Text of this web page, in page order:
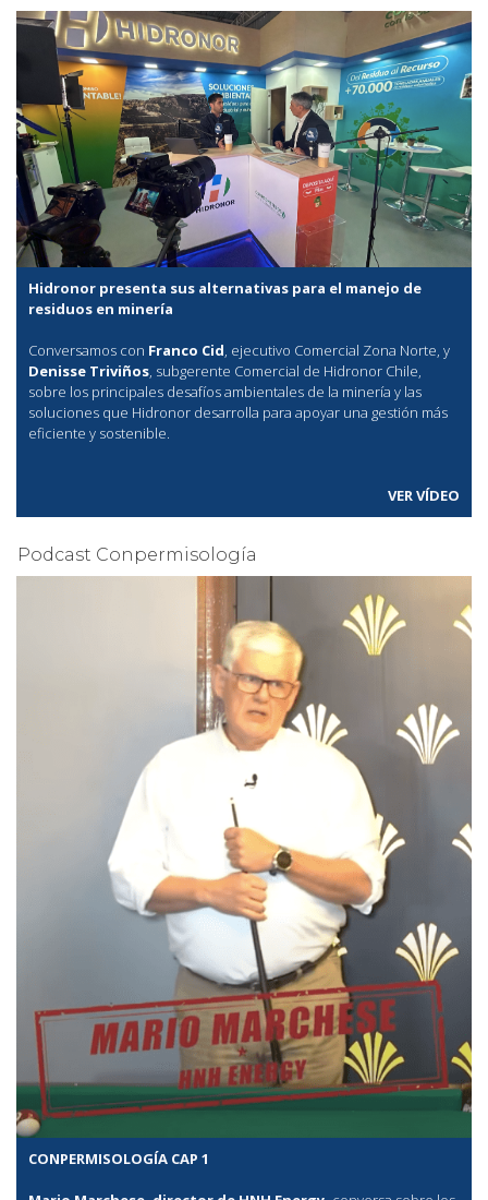
Hidronor presenta sus alternativas para el manejo de
residuos en minería
Conversamos con Franco Cid, ejecutivo Comercial Zona Norte, y
Denisse Triviños, subgerente Comercial de Hidronor Chile,
sobre los principales desafíos ambientales de la minería y las
soluciones que Hidronor desarrolla para apoyar una gestión más
eficiente y sostenible.
VER VÍDEO
Podcast Conpermisología
CONPERMISOLOGÍA CAP 1